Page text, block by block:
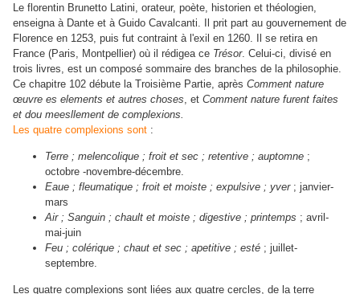
Le florentin Brunetto Latini, orateur, poète, historien et théologien,
enseigna à Dante et à Guido Cavalcanti. Il prit part au gouvernement de
Florence en 1253, puis fut contraint à l'exil en 1260. Il se retira en
France (Paris, Montpellier) où il rédigea ce Trésor. Celui-ci, divisé en
trois livres, est un composé sommaire des branches de la philosophie.
Ce chapitre 102 débute la Troisième Partie, après Comment nature
œuvre es elements et autres choses, et Comment nature furent faites
et dou meesllement de complexions.
Les quatre complexions sont :
Terre ; melencolique ; froit et sec ; retentive ; auptomne ;
octobre -novembre-décembre.
Eaue ; fleumatique ; froit et moiste ; expulsive ; yver; janvier-
mars
Air ; Sanguin ; chault et moiste ; digestive ; printemps ; avril-
mai-juin
Feu ; colérique ; chaut et sec ; apetitive ; esté ; juillet-
septembre.
Les quatre complexions sont liées aux quatre cercles, de la terre